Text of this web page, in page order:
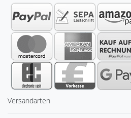
Versandarten